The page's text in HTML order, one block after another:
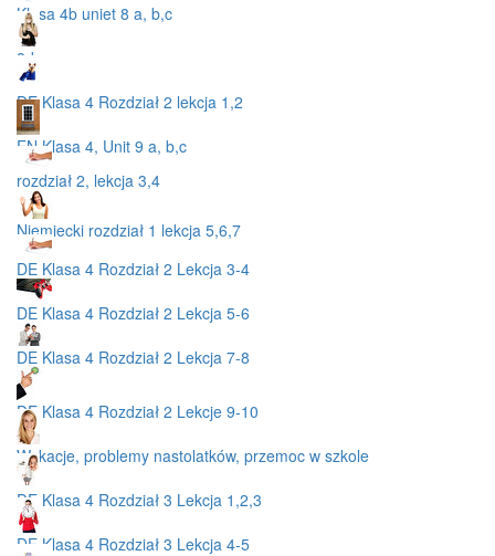
Klasa 4b uniet 8 a, b,c
8d
DE Klasa 4 Rozdział 2 lekcja 1,2
EN Klasa 4, Unit 9 a, b,c
rozdział 2, lekcja 3,4
Niemiecki rozdział 1 lekcja 5,6,7
DE Klasa 4 Rozdział 2 Lekcja 3-4
DE Klasa 4 Rozdział 2 Lekcja 5-6
DE Klasa 4 Rozdział 2 Lekcja 7-8
DE Klasa 4 Rozdział 2 Lekcje 9-10
Wakacje, problemy nastolatków, przemoc w szkole
DE Klasa 4 Rozdział 3 Lekcja 1,2,3
DE Klasa 4 Rozdział 3 Lekcja 4-5